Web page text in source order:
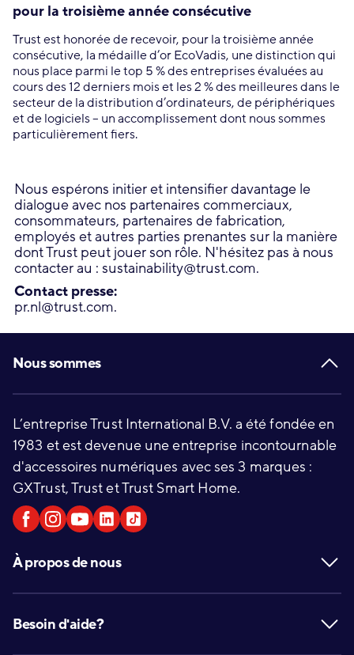
pour la troisième année consécutive
Trust est honorée de recevoir, pour la troisième année
consécutive, la médaille d’or EcoVadis, une distinction qui
nous place parmi le top 5 % des entreprises évaluées au
cours des 12 derniers mois et les 2 % des meilleures dans le
secteur de la distribution d’ordinateurs, de périphériques
et de logiciels – un accomplissement dont nous sommes
particulièrement fiers.
Nous espérons initier et intensifier davantage le
dialogue avec nos partenaires commerciaux,
consommateurs, partenaires de fabrication,
employés et autres parties prenantes sur la manière
dont Trust peut jouer son rôle. N'hésitez pas à nous
contacter au : sustainability@trust.com.
Contact presse:
pr.nl@trust.com.
Footer
Nous sommes
L’entreprise Trust International B.V. a été fondée en
1983 et est devenue une entreprise incontournable
d'accessoires numériques avec ses 3 marques :
GXTrust, Trust et Trust Smart Home.
À propos de nous
Besoin d'aide?